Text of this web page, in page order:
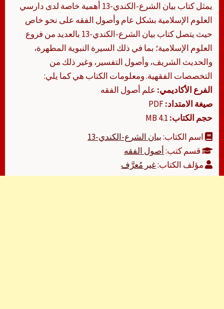
يمثل كتاب بيان الشرع-الكندي-13 أهمية خاصة لدى دارسي
العلوم الإسلامية بشكل عام وأصول الفقه على نحو خاص
حيث يتصل كتاب بيان الشرع-الكندي-13 بالعديد من فروع
العلوم الإسلامية؛ بما في ذلك السيرة النبوية المطهرة،
والحديث الشريف، وأصول التفسير، وغير ذلك من
التخصصات الفقهية. ومعلومات الكتاب هي كما يلي:
الفرع الأكاديمي: علم أصول الفقه
صيغة الامتداد:
حجم الكتاب:
اسم الكتاب:بيان الشرع-الكندي-13
قسم كتب:أصول الفقه
مؤلف الكتاب:غير مُعرَّف